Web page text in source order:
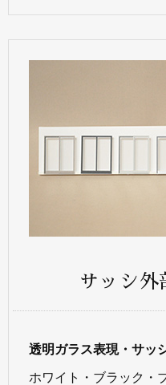
サッシ外
透明ガラス表現・サッ
ホワイト・ブラック・